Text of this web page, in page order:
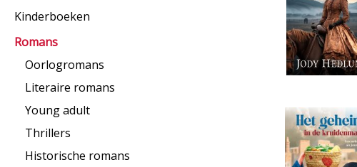
Kinderboeken
Romans
Oorlogromans
Literaire romans
Young adult
Thrillers
Historische romans